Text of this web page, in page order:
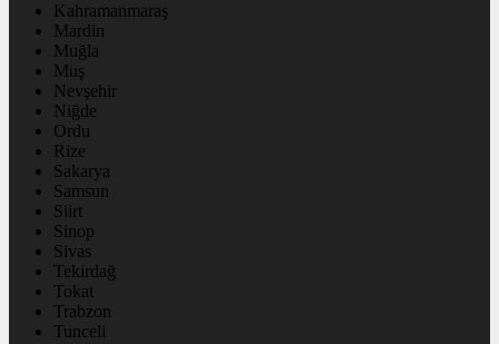
Kahramanmaraş
Mardin
Muğla
Muş
Nevşehir
Niğde
Ordu
Rize
Sakarya
Samsun
Siirt
Sinop
Sivas
Tekirdağ
Tokat
Trabzon
Tunceli